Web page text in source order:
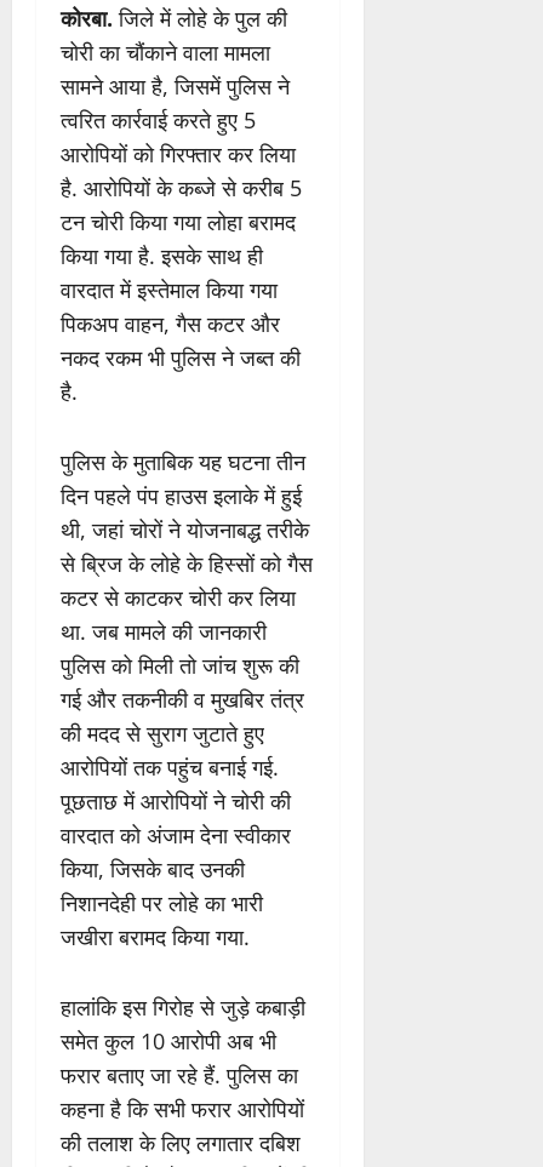
कोरबा. जिले में लोहे के पुल की
चोरी का चौंकाने वाला मामला
सामने आया है, जिसमें पुलिस ने
त्वरित कार्रवाई करते हुए 5
आरोपियों को गिरफ्तार कर लिया
है. आरोपियों के कब्जे से करीब 5
टन चोरी किया गया लोहा बरामद
किया गया है. इसके साथ ही
वारदात में इस्तेमाल किया गया
पिकअप वाहन, गैस कटर और
नकद रकम भी पुलिस ने जब्त की
है.
पुलिस के मुताबिक यह घटना तीन
दिन पहले पंप हाउस इलाके में हुई
थी, जहां चोरों ने योजनाबद्ध तरीके
से ब्रिज के लोहे के हिस्सों को गैस
कटर से काटकर चोरी कर लिया
था. जब मामले की जानकारी
पुलिस को मिली तो जांच शुरू की
गई और तकनीकी व मुखबिर तंत्र
की मदद से सुराग जुटाते हुए
आरोपियों तक पहुंच बनाई गई.
पूछताछ में आरोपियों ने चोरी की
वारदात को अंजाम देना स्वीकार
किया, जिसके बाद उनकी
निशानदेही पर लोहे का भारी
जखीरा बरामद किया गया.
हालांकि इस गिरोह से जुड़े कबाड़ी
समेत कुल 10 आरोपी अब भी
फरार बताए जा रहे हैं. पुलिस का
कहना है कि सभी फरार आरोपियों
की तलाश के लिए लगातार दबिश